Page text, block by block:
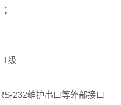
1级
232维护串口等外部接口